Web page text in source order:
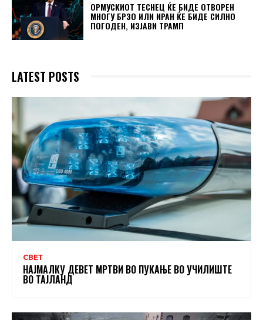
ОРМУСКИОТ ТЕСНЕЦ ЌЕ БИДЕ ОТВОРЕН
МНОГУ БРЗО ИЛИ ИРАН ЌЕ БИДЕ СИЛНО
ПОГОДЕН, ИЗЈАВИ ТРАМП
LATEST POSTS
СВЕТ
НАЈМАЛКУ ДЕВЕТ МРТВИ ВО ПУКАЊЕ ВО УЧИЛИШТЕ
ВО ТАЈЛАНД